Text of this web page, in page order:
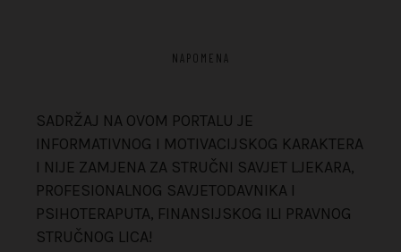
NAPOMENA
SADRŽAJ NA OVOM PORTALU JE
INFORMATIVNOG I MOTIVACIJSKOG KARAKTERA
I NIJE ZAMJENA ZA STRUČNI SAVJET LJEKARA,
PROFESIONALNOG SAVJETODAVNIKA I
PSIHOTERAPUTA, FINANSIJSKOG ILI PRAVNOG
STRUČNOG LICA!